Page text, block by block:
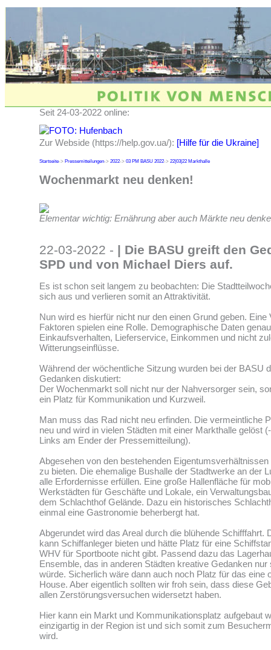
Seit 24-03-2022 online:
Zur Webside (https://help.gov.ua/): [Hilfe für die Ukraine]
Startseite-> Pressemitteilungen-> 2022-> 03 PM BASU 2022-> 22|03|22 Markthalle
Wochenmarkt neu denken!
Elementar wichtig: Ernährung aber auch Märkte neu
22-03-2022 - | Die BASU greift den
SPD und von Michael Diers auf.
Es ist schon seit langem zu beobachten: Die
sich aus und verlieren somit an Attraktivität.
Nun wird es hierfür nicht nur den einen Grund geben. Eine
Faktoren spielen eine Rolle. Demographische Daten
Einkaufsverhalten, Lieferservice, Einkommen und nicht
Witterungseinflüsse.
Während der wöchentliche Sitzung wurden bei der BASU
Gedanken diskutiert:
Der Wochenmarkt soll nicht nur der Nahversorger sein,
ein Platz für Kommunikation und Kurzweil.
Man muss das Rad nicht neu erfinden. Die vermeintliche
neu und wird in vielen Städten mit einer Markthalle gelöst
Links am Ender der Pressemitteilung).
Abgesehen von den bestehenden
zu bieten. Die ehemalige Bushalle der Stadtwerke an der
alle Erfordernisse erfüllen. Eine große Hallenfläche für
Werkstädten für Geschäfte und Lokale, ein
dem Schlachthof Gelände. Dazu ein historisches
einmal eine Gastronomie beherbergt hat.
Abgerundet wird das Areal durch die blühende Schifffahrt.
kann Schiffanleger bieten und hätte Platz für eine
WHV für Sportboote nicht gibt. Passend dazu das
Ensemble, das in anderen Städten kreative Gedanken
würde. Sicherlich wäre dann auch noch Platz für das eine
House. Aber eigentlich sollten wir froh sein, dass diese
allen Zerstörungsversuchen widersetzt haben.
Hier kann ein Markt und Kommunikationsplatz aufgebaut
einzigartig in der Region ist und sich somit zum
wird.